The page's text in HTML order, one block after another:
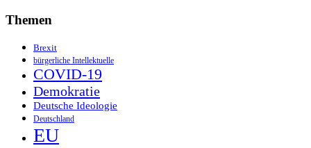
Themen
Brexit
bürgerliche Intellektuelle
COVID-19
Demokratie
Deutsche Ideologie
Deutschland
EU